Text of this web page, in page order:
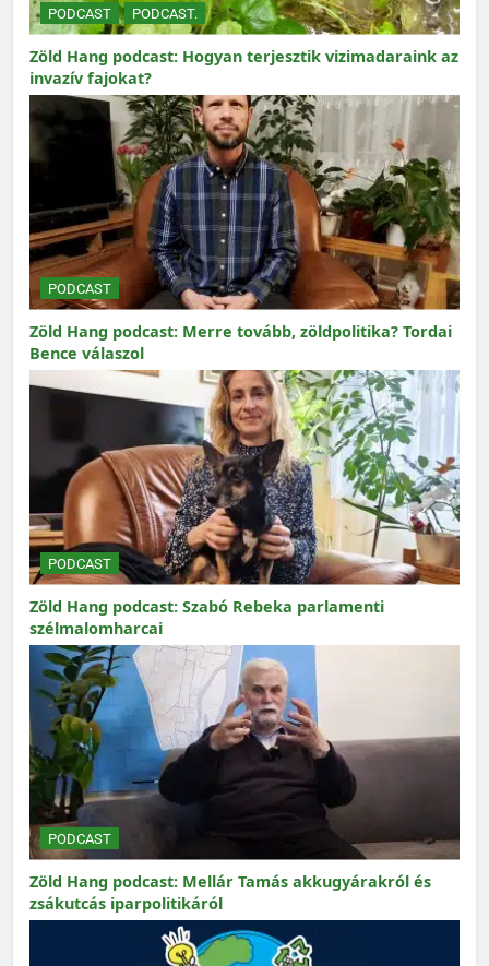
PODCAST PODCAST.
Zöld Hang podcast: Hogyan terjesztik vizimadaraink az
invazív fajokat?
PODCAST
Zöld Hang podcast: Merre tovább, zöldpolitika? Tordai
Bence válaszol
PODCAST
Zöld Hang podcast: Szabó Rebeka parlamenti
szélmalomharcai
PODCAST
Zöld Hang podcast: Mellár Tamás akkugyárakról és
zsákutcás iparpolitikáról